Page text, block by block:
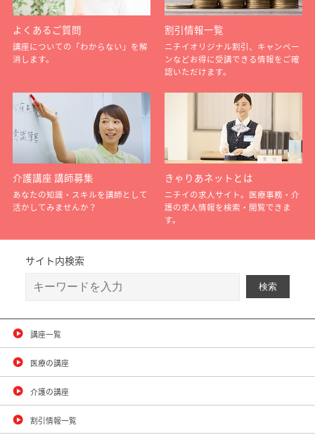
よくあるご質問
講座についての「わからない」を解
消します。
割引情報一覧
ニチイオリジナル割引、キャンペー
ンなどお得に受講できる情報をご確
認いただけます。
介護講座 講師募集
あなたの知識・スキルを講師として
活かしてみませんか？
きゃりあネットとは
ニチイの求人サイト。医療事務・介
護の求人情報を検索・閲覧できま
す。
サイト内検索
講座一覧
医療の講座
介護の講座
割引情報一覧